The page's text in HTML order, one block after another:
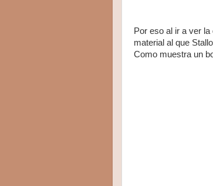
Por eso al ir a ver
material al que
Como muestra un